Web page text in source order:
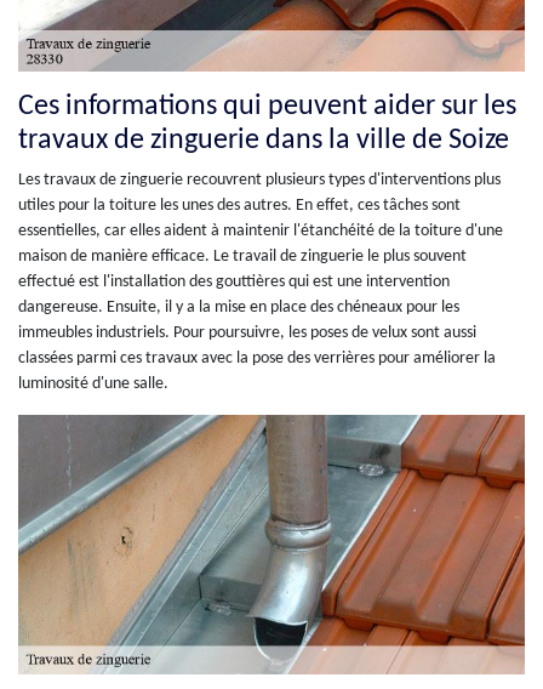
Ces informations qui peuvent aider sur les
travaux de zinguerie dans la ville de Soize
Les travaux de zinguerie recouvrent plusieurs types d'interventions plus
utiles pour la toiture les unes des autres. En effet, ces tâches sont
essentielles, car elles aident à maintenir l'étanchéité de la toiture d'une
maison de manière efficace. Le travail de zinguerie le plus souvent
effectué est l'installation des gouttières qui est une intervention
dangereuse. Ensuite, il y a la mise en place des chéneaux pour les
immeubles industriels. Pour poursuivre, les poses de velux sont aussi
classées parmi ces travaux avec la pose des verrières pour améliorer la
luminosité d'une salle.